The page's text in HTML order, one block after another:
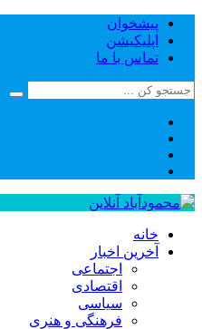
پیشخوان
اپلیکیشن
تماس با ما
خانه
آخرین اخبار
اجتماعی
اقتصادی
سیاسی
فرهنگی و هنری